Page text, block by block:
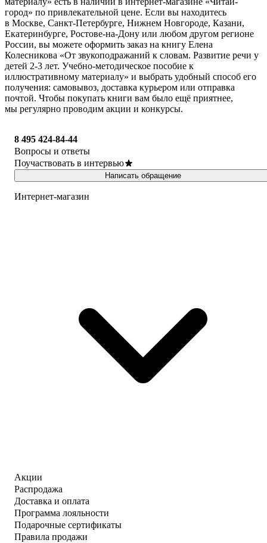
город» по привлекательной цене. Если вы находитесь
в Москве, Санкт-Петербурге, Нижнем Новгороде, Казани,
Екатеринбурге, Ростове-на-Дону или любом другом регионе
России, вы можете оформить заказ на книгу Елена
Колесникова «От звукоподражаний к словам. Развитие речи у
детей 2-3 лет. Учебно-методическое пособие к
иллюстративному материалу» и выбрать удобный способ его
получения: самовывоз, доставка курьером или отправка
почтой. Чтобы покупать книги вам было ещё приятнее,
мы регулярно проводим акции и конкурсы.
8 495 424-84-44
Вопросы и ответы
Поучаствовать в интервью
Написать обращение
Интернет-магазин
Акции
Распродажа
Доставка и оплата
Программа лояльности
Подарочные сертификаты
Правила продажи